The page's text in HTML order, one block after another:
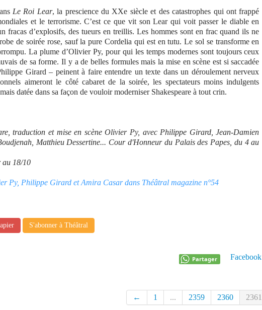
Le Roi Lear, la prescience du XXe siècle et des catastrophes qui ont frappé
et le terrorisme. C’est ce que vit son Lear qui voit passer le diable en
fracas d’explosifs, des tueurs en treillis. Les hommes sont en frac quand ils ne
de soirée rose, sauf la pure Cordelia qui est en tutu. Le sol se transforme en
La plume d’Olivier Py, pour qui les temps modernes sont toujours ceux
de sa forme. Il y a de belles formules mais la mise en scène est si saccadée
Girard – peinent à faire entendre un texte dans un déroulement nerveux
aimeront le côté cabaret de la soirée, les spectateurs moins indulgents
datée dans sa façon de vouloir moderniser Shakespeare à tout crin.
traduction et mise en scène Olivier Py, avec Philippe Girard, Jean-Damien
Matthieu Dessertine... Cour d'Honneur du Palais des Papes, du 4 au
au 18/10
Py, Philippe Girard et Amira Casar dans Théâtral magazine n°54
S'abonner à Théâtral
Facebook
Partager
← 1 ... 2359 2360 2361